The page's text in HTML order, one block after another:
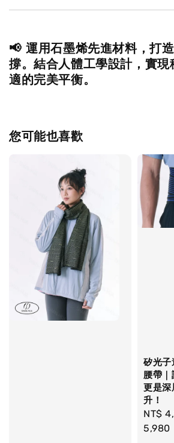
📢 運用石墨烯先進材料，打
撐。結合人體工學設計，實現
適的完美平衡。
您可能也喜歡
矽光子
腰帶｜
更是深
升！
price
NT$
5,980